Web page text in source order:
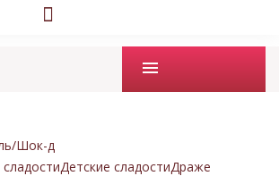
Промо товары
Шок-д
Детские сладостиДраже